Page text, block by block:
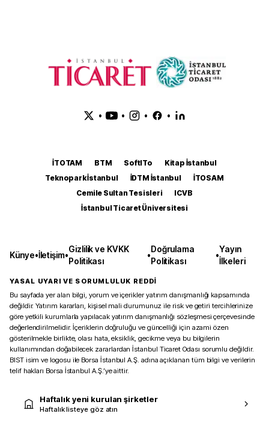
• • • •
İTOTAM BTM SoftITo
Kitap İstanbul
Teknopark İstanbul
İDTM İstanbul
İTOSAM
Cemile Sultan Tesisleri
ICVB
İstanbul Ticaret Üniversitesi
Künye•İletişim•
Gizlilik ve KVKK
Politikası
•
Doğrulama
Politikası
•
Yayın
İlkeleri
YASAL UYARI VE SORUMLULUK REDDİ
Bu sayfada yer alan bilgi, yorum ve içerikler yatırım danışmanlığı kapsamında
değildir. Yatırım kararları, kişisel mali durumunuz ile risk ve getiri tercihlerinize
göre yetkili kurumlarla yapılacak yatırım danışmanlığı sözleşmesi çerçevesinde
değerlendirilmelidir. İçeriklerin doğruluğu ve güncelliği için azami özen
gösterilmekle birlikte, olası hata, eksiklik, gecikme veya bu bilgilerin
kullanımından doğabilecek zararlardan İstanbul Ticaret Odası sorumlu değildir.
BIST isim ve logosu ile Borsa İstanbul A.Ş. adına açıklanan tüm bilgi ve verilerin
telif hakları Borsa İstanbul A.Ş.’ye aittir.
Haftalık yeni kurulan şirketler
Haftalık listeye göz atın